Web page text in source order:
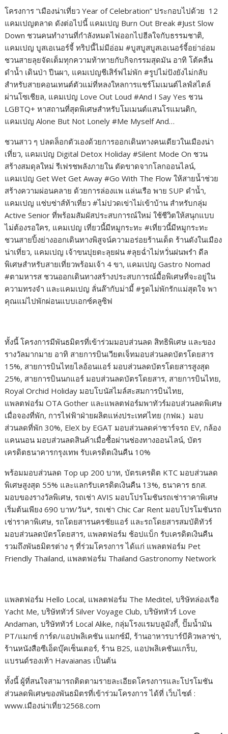
โครงการ “เมืองน่าเที่ยว Year of Celebration” ประกอบไปด้วย 12
แคมเปญตลาด ดังต่อไปนี้ แคมเปญ Burn Out Break #Just Slow
Down ชวนคนทำงานที่กำลังหมดไฟออกไปฮีลใจกับธรรมชาติ,
แคมเปญ บูสเอเนอร์จี้ ทริปนี้ไม่มีอ่อม #บูสบูสบูสเอเนอร์จี้อย่าอ่อม
ชวนสายลุยจัดเต็มทุกความท้าทายกับกิจกรรมสุดมัน อาทิ โต้คลื่น
ดำน้ำ เดินป่า ปีนผา, แคมเปญชีเสิร์ฟไม่พัก #รูปไม่ปังยังไม่กลับ
สำหรับสายคอนเทนต์ตัวแม่ที่หลงใหลการแชร์โมเมนต์ไลฟ์สไตล์
ผ่านโซเชียล, แคมเปญ Love Out Loud #And I Say Yes ชวน
LGBTQ+ หาสถานที่สุดพิเศษสำหรับโมเมนต์แสนโรแมนติก,
แคมเปญ Alone But Not Lonely #Me Myself And…
ชวนสาว ๆ ปลดล็อกตัวเองด้วยการออกเดินทางคนเดียวในเมืองน่า
เที่ยว, แคมเปญ Digital Detox Holiday #Silent Mode On ชวน
สร้างสมดุลใหม่ รีเฟรชพลังภายใน ตัดขาดจากโลกออนไลน์,
แคมเปญ Get Wet Get Away #Go With The Flow ให้สายน้ำช่วย
สร้างความผ่อนคลาย ด้วยการล่องแพ แล่นเรือ พาย SUP ดำน้ำ,
แคมเปญ แซ่บซ่าส์ท้าเที่ยว #ไม่ปวดเข่าไม่เข้าบ้าน สำหรับกลุ่ม
Active Senior ที่พร้อมสัมผัสประสบการณ์ใหม่ ใช้ชีวิตให้สนุกแบบ
ไม่ต้องรอใคร, แคมเปญ เที่ยวนี้มีหมูกระทะ #เที่ยวนี้มีหมูกระทะ
ชวนสายปิ้งย่างออกเดินทางพิสูจน์ความอร่อยร้านเด็ด ร้านดังในเมือง
น่าเที่ยว, แคมเปญ เจ้าขนปุยตะลุยฝน #ลุยฉ่ำไม่หวั่นฝนพรำ ดีล
พิเศษสำหรับสายเที่ยวพร้อมเจ้า 4 ขา, แคมเปญ Gastro Nomad
#ตามหารส ชวนออกเดินทางสร้างประสบการณ์มื้อพิเศษที่จะอยู่ใน
ความทรงจำ และแคมเปญ ลั่นล๊ากับม่ามี้ #รูดไม่พักรักแม่สุดใจ พา
คุณแม่ไปพักผ่อนแบบเอกซ์คลูซิฟ
ทั้งนี้ โครงการมีพันธมิตรที่เข้าร่วมมอบส่วนลด สิทธิพิเศษ และของ
รางวัลมากมาย อาทิ สายการบินเวียตเจ็ทมอบส่วนลดบัตรโดยสาร
15%, สายการบินไทยไลอ้อนแอร์ มอบส่วนลดบัตรโดยสารสูงสุด
25%, สายการบินนกแอร์ มอบส่วนลดบัตรโดยสาร, สายการบินไทย,
Royal Orchid Holiday มอบโบนัสไมล์สะสมการบินไทย,
แพลตฟอร์ม OTA Gother และแพลตฟอร์มพาทัวร์มอบส่วนลดพิเศษ
เมื่อจองที่พัก, การไฟฟ้าฝ่ายผลิตแห่งประเทศไทย (กฟผ.) มอบ
ส่วนลดที่พัก 30%, EleX by EGAT มอบส่วนลดค่าชาร์จรถ EV, กล้อง
แคนนอน มอบส่วนลดสินค้าเมื่อซื้อผ่านช่องทางออนไลน์, บัตร
เครดิตธนาคารกรุงเทพ รับเครดิตเงินคืน 10%
พร้อมมอบส่วนลด Top up 200 บาท, บัตรเครดิต KTC มอบส่วนลด
พิเศษสูงสุด 55% และแลกรับเครดิตเงินคืน 13%, ธนาคาร ธกส.
มอบของรางวัลพิเศษ, รถเช่า AVIS มอบโปรโมชันรถเช่าราคาพิเศษ
เริ่มต้นเพียง 690 บาท/วัน*, รถเช่า Chic Car Rent มอบโปรโมชันรถ
เช่าราคาพิเศษ, รถโดยสารนครชัยแอร์ และรถโดยสารสมบัติทัวร์
มอบส่วนลดบัตรโดยสาร, แพลตฟอร์ม ช้อปแบ็ก รับเครดิตเงินคืน
รวมถึงพันธมิตรต่าง ๆ ที่ร่วมโครงการ ได้แก่ แพลตฟอร์ม Pet
Friendly Thailand, แพลตฟอร์ม Thailand Gastronomy Network
แพลตฟอร์ม Hello Local, แพลตฟอร์ม The Meditel, บริษัทล่องเรือ
Yacht Me, บริษัททัวร์ Silver Voyage Club, บริษัททัวร์ Love
Andaman, บริษัททัวร์ Local Alike, กลุ่มโรงแรมบลูมังกี้, ปั๊มน้ำมัน
PT/แมกซ์ การ์ด/แอปพลิเคชัน แมกซ์มี, ร้านอาหารบาร์บีคิวพลาซ่า,
ร้านหนังสือซีเอ็ดบุ๊คเซ็นเตอร์, ร้าน B2S, แอปพลิเคชันแกร็บ,
แบรนด์รองเท้า Havaianas เป็นต้น
ทั้งนี้ ผู้ที่สนใจสามารถติดตามรายละเอียดโครงการและโปรโมชัน
ส่วนลดพิเศษของพันธมิตรที่เข้าร่วมโครงการ ได้ที่ เว็บไซต์ :
www.เมืองน่าเที่ยว2568.com